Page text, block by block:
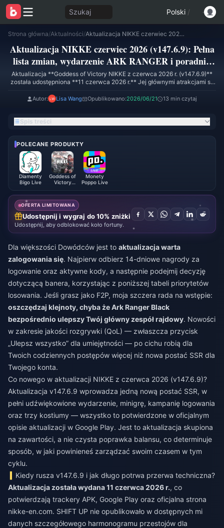
Szukaj Polski /
Strona główna/Aktualności/ Aktualizacja NIKKE czerwiec 2026 (v147.6.9): Pełna lista zmian, wydarzenie ARK RANGER i poradnik do losowania
Aktualizacja NIKKE czerwiec 2026 (v147.6.9): Pełna
lista zmian, wydarzenie ARK RANGER i poradnik
do losowania
Aktualizacja **Goddess of Victory NIKKE z czerwca 2026 r. (v147.6.9)**
została udostępniona **11 czerwca 2026 r.** Jej głównymi atrakcjami są
wydarzenie fabularne **ARK RANGER**, **14-dniowe wydarzenie
aktualizacja skupia się głównie na zawartości ARK RANGER oraz szeregu
Autor: Lisa Wang Opublikowano:2026/06/21 13 min czytaj
Spis treści
POLECANE PRODUKTY
Diamenty
Bigo Live
Goddess of
Victory
Monety
Poppo Live
OFERTA LIMITOWANA
Udostępnij i wygraj do 10% zniżki
Udostępnij, aby odblokować koło fortuny.
Dla większości Dowódców jest to aktualizacja warta
zalogowania się. Najpierw odbierz 14-dniowe nagrody za
logowanie oraz aktywne kody, a następnie podejmij decyzję
dotyczącą banera, korzystając z poniższej tabeli priorytetów
losowania. Jeśli grasz jako F2P, moja szczera rada na wstępie:
oszczędzaj klejnoty, chyba że Ark Ranger Black
bezpośrednio ulepszy Twój główny zespół rajdowy. Nowości
w zakresie jakości rozgrywki (QoL) — zwłaszcza przycisk
„Ulepsz wszystko” dla umiejętności — po cichu robią dla
Twoich codziennych postępów więcej niż nowa postać SSR dla
Twojego konta.
Co nowego w aktualizacji NIKKE z czerwca 2026 (v147.6.9)?
Aktualizacja v147.6.9 wprowadza jedną nową postać SSR, w
pełni udźwiękowione wydarzenie, minigrę, kampanię logowania
oraz trzy kostiumy — wszystko to potwierdzone w oficjalnym
opisie aktualizacji w Google Play. Jest to aktualizacja skupiona
na zawartości, a nie czysta poprawka balansu, co determinuje
sposób, w jaki powinieneś zarządzać swoim czasem w tym
cyklu.
Kiedy rusza v147.6.9 i jak długo potrwa przerwa techniczna?
Aktualizacja została wydana 11 czerwca 2026 r., co
potwierdzają trackery APK, Google Play oraz oficjalna strona
nikke-en.com. SHIFT UP nie opublikowało w dostępnych mi
danych szczegółowego harmonogramu przestojów dla